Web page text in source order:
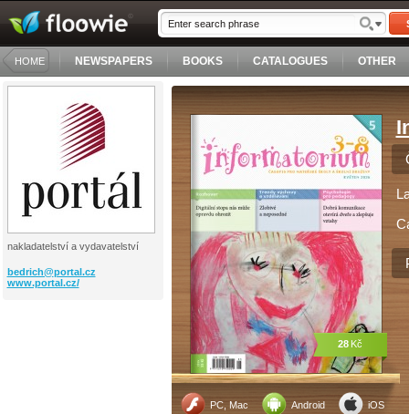
HOME NEWSPAPERS BOOKS CATALOGUES OTHER
nakladatelství a vydavatelství
bedrich@portal.cz
www.portal.cz/
PC, Mac Android iOS
28 Kč